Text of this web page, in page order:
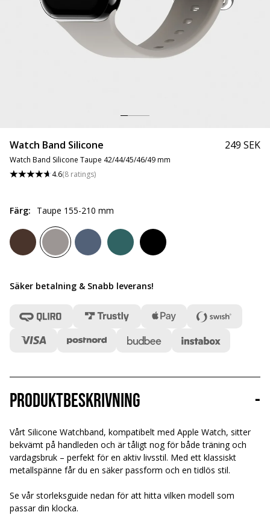
Watch Band Silicone
Watch Band Silicone Taupe 42/44/45/46/49 mm
4.6(8 ratings)
249 SEK
Färg: Taupe 155-210 mm
Säker betalning & Snabb leverans!
Produktbeskrivning -
Vårt Silicone Watchband, kompatibelt med Apple Watch, sitter
bekvämt på handleden och är tåligt nog för både träning och
vardagsbruk – perfekt för en aktiv livsstil. Med ett klassiskt
metallspänne får du en säker passform och en tidlös stil.
Se vår storleksguide nedan för att hitta vilken modell som
passar din klocka.